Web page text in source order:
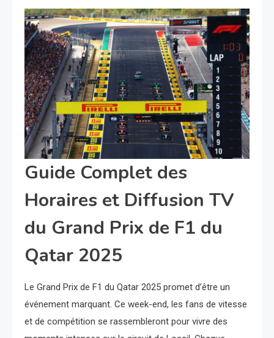
Guide Complet des
Horaires et Diffusion TV
du Grand Prix de F1 du
Qatar 2025
Le Grand Prix de F1 du Qatar 2025 promet d’être un
événement marquant. Ce week-end, les fans de vitesse
et de compétition se rassembleront pour vivre des